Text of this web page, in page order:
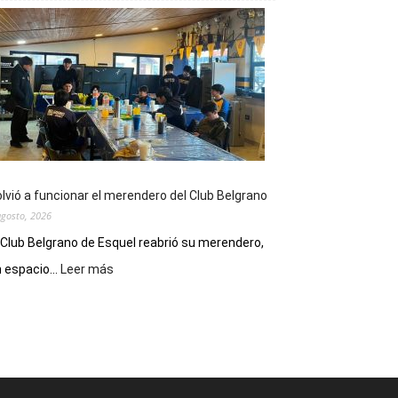
el
Cine
Municipal
presenta
dos
funciones
de
Spider
Un
a funcionar el merendero del Club Belgrano
2026
Club Belgrano de Esquel reabrió su merendero,
espacio...
Leer más
del